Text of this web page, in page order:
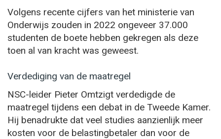
Volgens recente cijfers van het ministerie van
Onderwijs zouden in 2022 ongeveer 37.000
studenten de boete hebben gekregen als deze
toen al van kracht was geweest.
Verdediging van de maatregel
NSC-leider Pieter Omtzigt verdedigde de
maatregel tijdens een debat in de Tweede Kamer.
Hij benadrukte dat veel studies aanzienlijk meer
kosten voor de belastingbetaler dan voor de